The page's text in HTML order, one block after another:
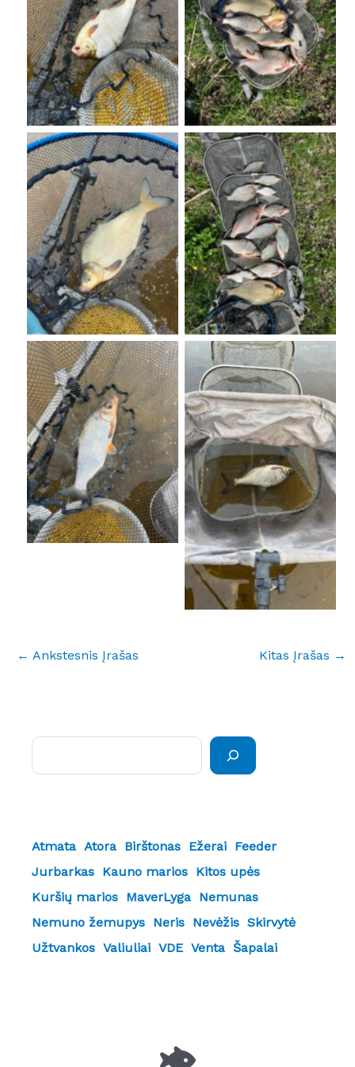
No Caption No Caption
No Caption No Caption
No Caption
No Caption
← Ankstesnis Įrašas Kitas Įrašas →
Atmata Atora Birštonas Ežerai Feeder
Jurbarkas Kauno marios Kitos upės
Kuršių marios MaverLyga Nemunas
Nemuno žemupys Neris Nevėžis Skirvytė
Užtvankos Valiuliai VDE Venta Šapalai